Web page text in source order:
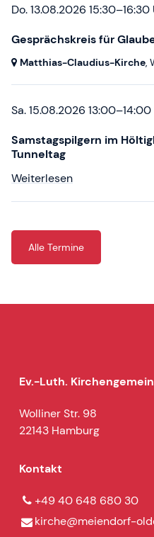
Do. 13.08.2026 15:30–16:30
Gesprächskreis für
Matthias-Claudius-Kirche,
Sa. 15.08.2026
Samstagspilgern im
Tunneltag
Weiterlesen
Alle Termine
Ev.-Luth.
Wolliner Str. 98
22143 Hamburg
Kontakt
+49 40 648 680 30
kirche@​meiendorf-